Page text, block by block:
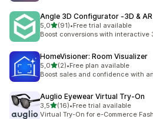
Angle 3D Configurator ‑3D & AR
5,0na 5 gwiazdek
(91)
Łączna liczba recenzji: 91
•Free trial available
Boost conversions with interactive
HomeVisioner: Room Visualizer
5,0na 5 gwiazdek
(2)
Łączna liczba recenzji: 2
•Free plan available
Boost sales and confidence with
Auglio Eyewear Virtual Try‑On
3,5na 5 gwiazdek
(16)
Łączna liczba recenzji: 16
•Free trial available
Virtual Try-On for e-Commerce